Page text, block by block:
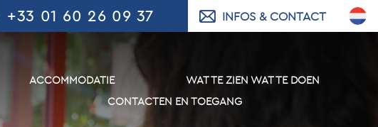
+33 01 60 26 09 37 INFOS & CONTACT
ACCOMMODATIE
WAT TE ZIEN WAT TE DOEN
CONTACTEN EN TOEGANG